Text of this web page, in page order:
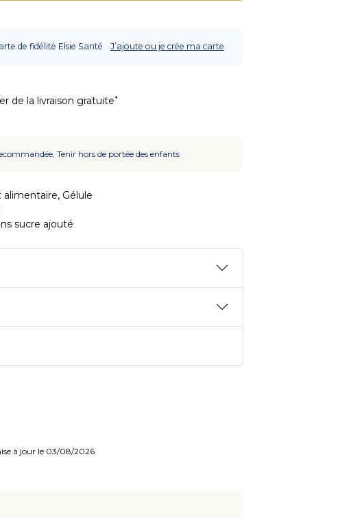
de fidélité Elsie Santé J’ajoute ou je crée ma carte
de la livraison gratuite*
Tenir hors de portée des enfants
Gélule
sucre ajouté
à jour le 03/08/2026